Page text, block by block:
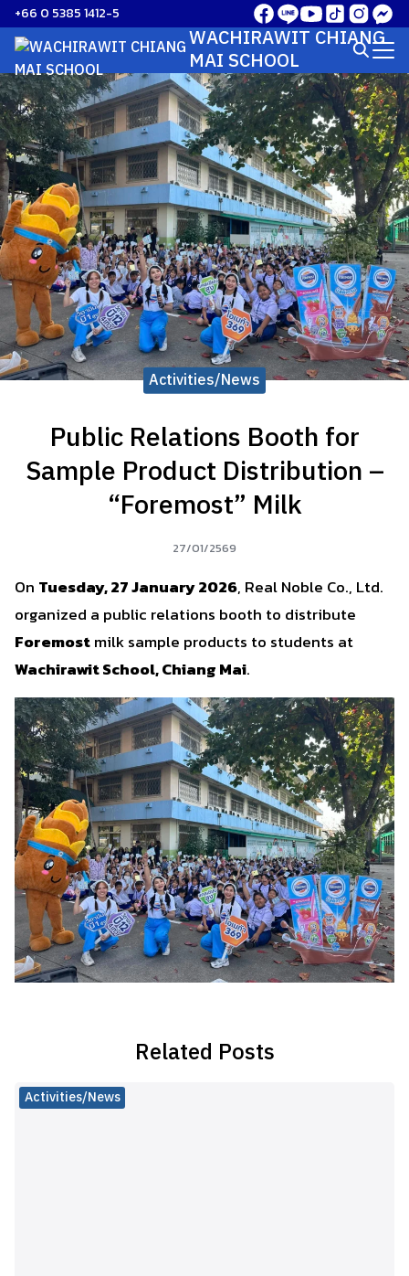
Skip
to
content
+66 0 5385 1412-5
WACHIRAWIT CHIANG
MAI SCHOOL
Search
for:
Activities/News
Public Relations Booth for
Sample Product Distribution –
“Foremost” Milk
27/01/2569
On Tuesday, 27 January 2026, Real Noble Co., Ltd.
organized a public relations booth to distribute
Foremostmilk sample products to students at
Wachirawit School, Chiang Mai.
Related Posts
Activities/News